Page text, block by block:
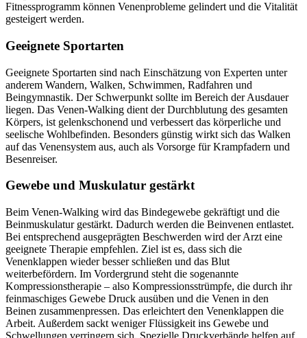
Fitnessprogramm können Venenprobleme gelindert und die Vitalität
gesteigert werden.
Geeignete Sportarten
Geeignete Sportarten sind nach Einschätzung von Experten unter
anderem Wandern, Walken, Schwimmen, Radfahren und
Beingymnastik. Der Schwerpunkt sollte im Bereich der Ausdauer
liegen. Das Venen-Walking dient der Durchblutung des gesamten
Körpers, ist gelenkschonend und verbessert das körperliche und
seelische Wohlbefinden. Besonders günstig wirkt sich das Walken
auf das Venensystem aus, auch als Vorsorge für Krampfadern und
Besenreiser.
Gewebe und Muskulatur gestärkt
Beim Venen-Walking wird das Bindegewebe gekräftigt und die
Beinmuskulatur gestärkt. Dadurch werden die Beinvenen entlastet.
Bei entsprechend ausgeprägten Beschwerden wird der Arzt eine
geeignete Therapie empfehlen. Ziel ist es, dass sich die
Venenklappen wieder besser schließen und das Blut
weiterbefördern. Im Vordergrund steht die sogenannte
Kompressionstherapie – also Kompressionsstrümpfe, die durch ihr
feinmaschiges Gewebe Druck ausüben und die Venen in den
Beinen zusammenpressen. Das erleichtert den Venenklappen die
Arbeit. Außerdem sackt weniger Flüssigkeit ins Gewebe und